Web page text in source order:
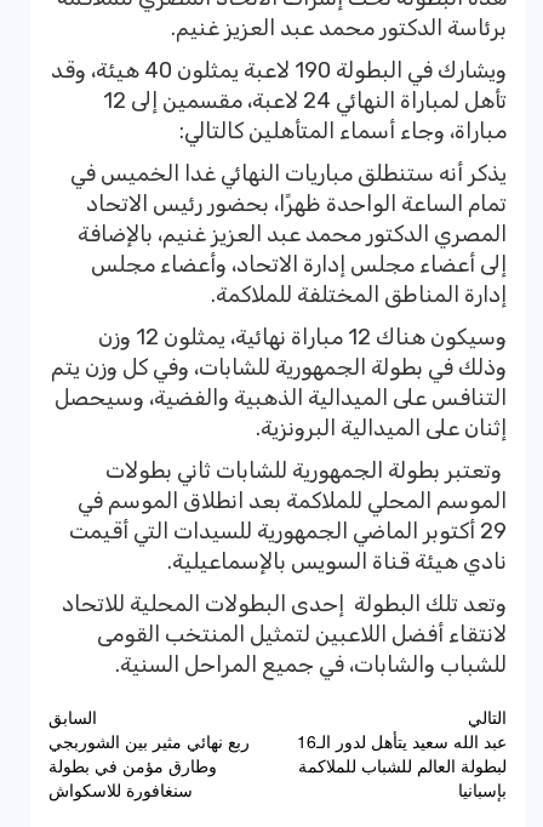
برئاسة الدكتور محمد عبد العزيز غنيم.
ويشارك في البطولة 190 لاعبة يمثلون 40 هيئة، وقد
تأهل لمباراة النهائي 24 لاعبة، مقسمين إلى 12
مباراة، وجاء أسماء المتأهلين كالتالي:
يذكر أنه ستنطلق مباريات النهائي غدا الخميس في
تمام الساعة الواحدة ظهرًا، بحضور رئيس الاتحاد
المصري الدكتور محمد عبد العزيز غنيم، بالإضافة
إلى أعضاء مجلس إدارة الاتحاد، وأعضاء مجلس
إدارة المناطق المختلفة للملاكمة.
وسيكون هناك 12 مباراة نهائية، يمثلون 12 وزن
وذلك في بطولة الجمهورية للشابات، وفي كل وزن يتم
التنافس على الميدالية الذهبية والفضية، وسيحصل
إثنان على الميدالية البرونزية.
وتعتبر بطولة الجمهورية للشابات ثاني بطولات
الموسم المحلي للملاكمة بعد انطلاق الموسم في
29 أكتوبر الماضي الجمهورية للسيدات التي أقيمت
نادي هيئة قناة السويس بالإسماعيلية.
وتعد تلك البطولة إحدى البطولات المحلية للاتحاد
لانتقاء أفضل اللاعبين لتمثيل المنتخب القومى
للشباب والشابات، في جميع المراحل السنية.
تصفّح
المقالات
السابق
ربع نهائي مثير بين الشوربجي
وطارق مؤمن في بطولة
سنغافورة للاسكواش
التالي
عبد الله سعيد يتأهل لدور الـ16
لبطولة العالم للشباب للملاكمة
بإسبانيا